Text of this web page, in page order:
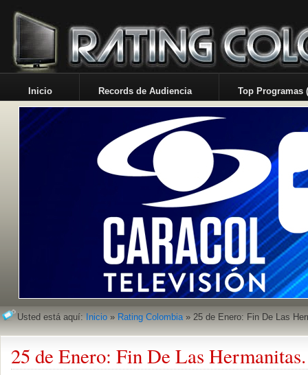
Inicio Records de Audiencia Top Programas
Usted está aquí: Inicio » Rating Colombia» 25 de Enero: Fin De Las
25 de Enero: Fin De Las Hermanitas.